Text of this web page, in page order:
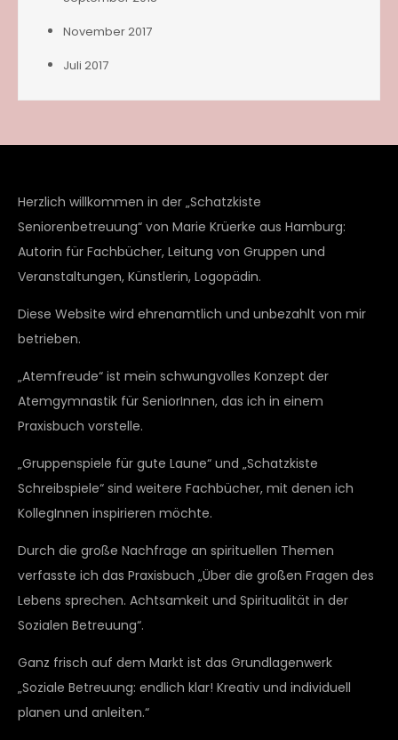
November 2017
Juli 2017
Herzlich willkommen in der „Schatzkiste
Seniorenbetreuung“ von Marie Krüerke aus Hamburg:
Autorin für Fachbücher, Leitung von Gruppen und
Veranstaltungen, Künstlerin, Logopädin.
Diese Website wird ehrenamtlich und unbezahlt von mir
betrieben.
„Atemfreude“ ist mein schwungvolles Konzept der
Atemgymnastik für SeniorInnen, das ich in einem
Praxisbuch vorstelle.
„Gruppenspiele für gute Laune“ und „Schatzkiste
Schreibspiele“ sind weitere Fachbücher, mit denen ich
KollegInnen inspirieren möchte.
Durch die große Nachfrage an spirituellen Themen
verfasste ich das Praxisbuch „Über die großen Fragen des
Lebens sprechen. Achtsamkeit und Spiritualität in der
Sozialen Betreuung“.
Ganz frisch auf dem Markt ist das Grundlagenwerk
„Soziale Betreuung: endlich klar! Kreativ und individuell
planen und anleiten.“